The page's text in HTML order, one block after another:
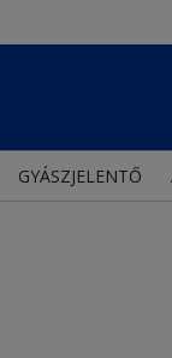
GYÁSZJELENTŐ